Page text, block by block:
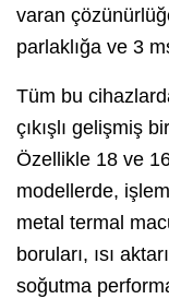
varan
parlaklığa ve 3
Tüm bu
çıkışlı gelişmiş
Özellikle 18 ve
modellerde,
metal termal
boruları, ısı
soğutma